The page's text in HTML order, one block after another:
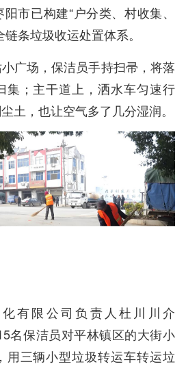
市已构建“户分类、村收集、
条垃圾收运处置体系。
广场，保洁员手持扫帚，将落
集；主干道上，洒水车匀速行
土，也让空气多了几分湿润。
有限公司负责人杜川川介
名保洁员对平林镇区的大街小
用三辆小型垃圾转运车转运垃